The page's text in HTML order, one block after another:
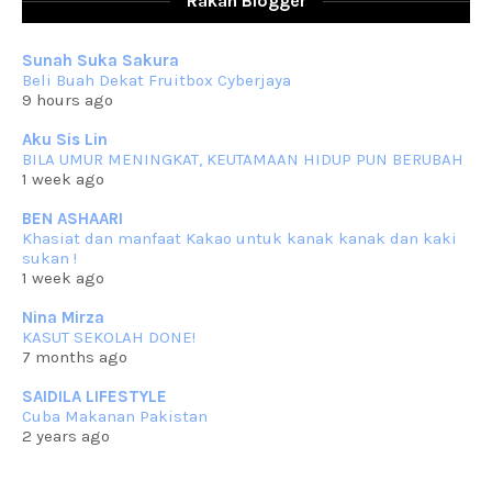
RESIPI KUIH KASWI KELEDEK UNGU
Assalammualaikum, salam semua. Masih belum terlambat untuk che
mat ucapkan
Jun 30 2023
RESIPI KURMA AYAM MERAH
Assalammualaikum, salam semua. Hari ni 4 Zulhijjah 1444 Hijrah,
Jun 23 2023
RESIPI SAMBAL PARU
Assalammualaikum, salam sejahtera semua. Lama betul che mat tak
Jun 20 2023
RESIPI PISANG MUDA MASAK LEMAK
lemak ni che mat... read more
Mar 07 2023
Sunah Suka Sakura
Beli Buah Dekat Fruitbox Cyberjaya
9 hours ago
Aku Sis Lin
BILA UMUR MENINGKAT, KEUTAMAAN HIDUP PUN BERUBAH
1 week ago
BEN ASHAARI
Khasiat dan manfaat Kakao untuk kanak kanak dan kaki
sukan !
1 week ago
Nina Mirza
KASUT SEKOLAH DONE!
7 months ago
SAIDILA LIFESTYLE
Cuba Makanan Pakistan
2 years ago